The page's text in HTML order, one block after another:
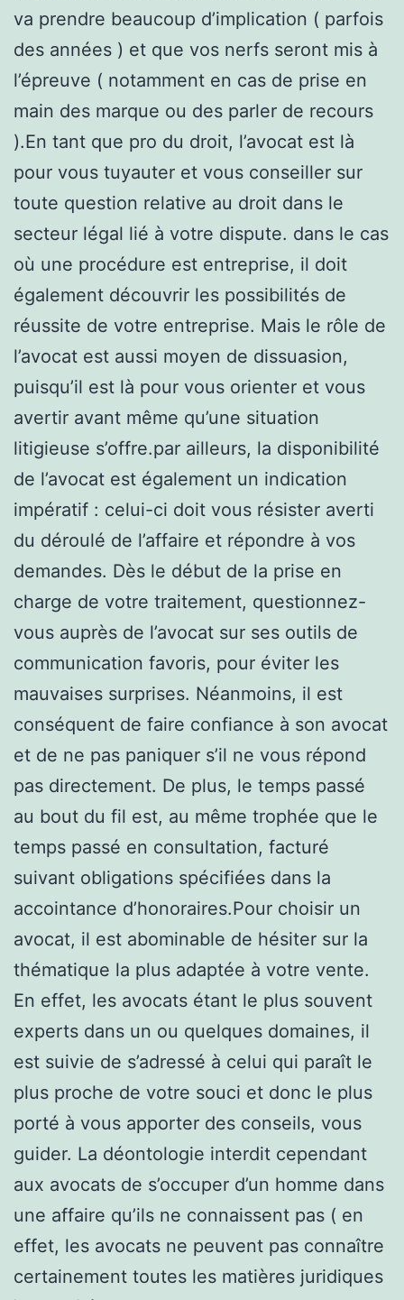
va prendre beaucoup d’implication ( parfois
des années ) et que vos nerfs seront mis à
l’épreuve ( notamment en cas de prise en
main des marque ou des parler de recours
).En tant que pro du droit, l’avocat est là
pour vous tuyauter et vous conseiller sur
toute question relative au droit dans le
secteur légal lié à votre dispute. dans le cas
où une procédure est entreprise, il doit
également découvrir les possibilités de
réussite de votre entreprise. Mais le rôle de
l’avocat est aussi moyen de dissuasion,
puisqu’il est là pour vous orienter et vous
avertir avant même qu’une situation
litigieuse s’offre.par ailleurs, la disponibilité
de l’avocat est également un indication
impératif : celui-ci doit vous résister averti
du déroulé de l’affaire et répondre à vos
demandes. Dès le début de la prise en
charge de votre traitement, questionnez-
vous auprès de l’avocat sur ses outils de
communication favoris, pour éviter les
mauvaises surprises. Néanmoins, il est
conséquent de faire confiance à son avocat
et de ne pas paniquer s’il ne vous répond
pas directement. De plus, le temps passé
au bout du fil est, au même trophée que le
temps passé en consultation, facturé
suivant obligations spécifiées dans la
accointance d’honoraires.Pour choisir un
avocat, il est abominable de hésiter sur la
thématique la plus adaptée à votre vente.
En effet, les avocats étant le plus souvent
experts dans un ou quelques domaines, il
est suivie de s’adressé à celui qui paraît le
plus proche de votre souci et donc le plus
porté à vous apporter des conseils, vous
guider. La déontologie interdit cependant
aux avocats de s’occuper d’un homme dans
une affaire qu’ils ne connaissent pas ( en
effet, les avocats ne peuvent pas connaître
certainement toutes les matières juridiques